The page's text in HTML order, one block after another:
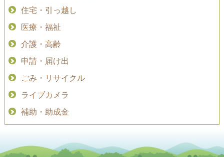
住宅・引っ越し
医療・福祉
介護・高齢
申請・届け出
ごみ・リサイクル
ライブカメラ
補助・助成金